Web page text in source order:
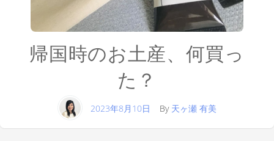
帰国時のお土産、何買っ
た？
2023年8月10日 By 天ヶ瀬 有美